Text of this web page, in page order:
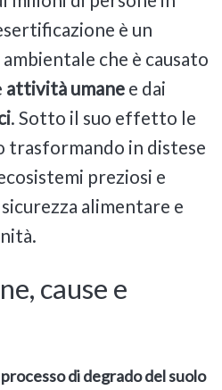
è un
che è causato
attività umane e dai
. Sotto il suo effetto le
in distese
preziosi e
alimentare e
cause e
processo di degrado del suolo